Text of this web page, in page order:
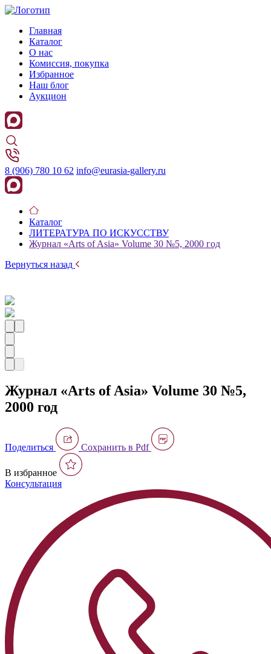
Главная
Каталог
О нас
Комиссия, покупка
Избранное
Наш блог
Аукцион
8 (906) 780 10 62 info@eurasia-gallery.ru
Каталог
ЛИТЕРАТУРА ПО ИСКУССТВУ
Журнал «Arts of Asia» Volume 30 №5, 2000 год
Вернуться назад
Журнал «Arts of Asia» Volume 30 №5,
2000 год
Поделиться Сохранить в Pdf
В избранное
Консультация